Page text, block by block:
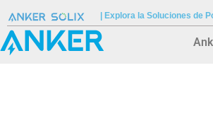
| Explora la Soluciones de